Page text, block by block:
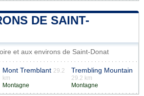
DE SAINT-
et aux environs de Saint-Donat
Mont Tremblant 29.2
km
Montagne
Trembling Mountain
29.2 km
Montagne